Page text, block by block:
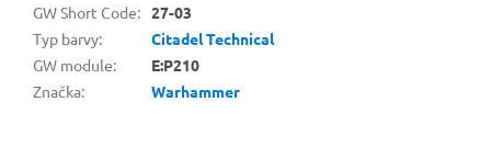
GW Short Code: 27-03
Typ barvy:
Citadel Technical
GW module:
E:P210
Značka: Warhammer